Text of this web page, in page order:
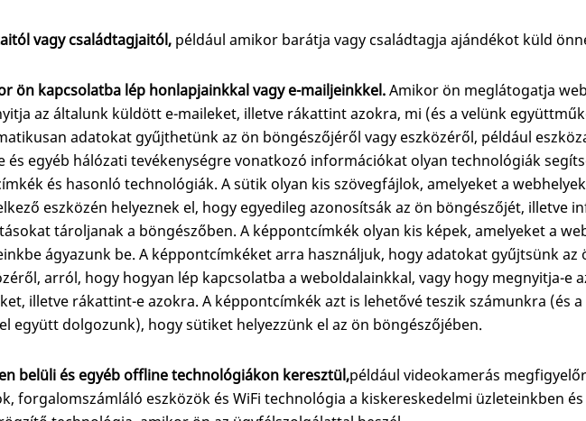
vagy családtagjaitól, például amikor barátja vagy családtagja ajándékot küld
ön kapcsolatba lép honlapjainkkal vagy e-mailjeinkkel.Amikor ön meglátogatja
az általunk küldött e-maileket, illetve rákattint azokra, mi (és a velünk
adatokat gyűjthetünk az ön böngészőjéről vagy eszközéről, például
és egyéb hálózati tevékenységre vonatkozó információkat olyan technológiák
és hasonló technológiák. A sütik olyan kis szövegfájlok, amelyeket a
eszközén helyeznek el, hogy egyedileg azonosítsák az ön böngészőjét, illetve
tároljanak a böngészőben. A képpontcímkék olyan kis képek, amelyeket a
ágyazunk be. A képpontcímkéket arra használjuk, hogy adatokat gyűjtsünk az
arról, hogy hogyan lép kapcsolatba a weboldalainkkal, vagy hogy megnyitja-e
illetve rákattint-e azokra. A képpontcímkék azt is lehetővé teszik számunkra (és
együtt dolgozunk), hogy sütiket helyezzünk el az ön böngészőjében.
belüli és egyéb offline technológiákon keresztül,például videokamerás
forgalomszámláló eszközök és WiFi technológia a kiskereskedelmi üzleteinkben